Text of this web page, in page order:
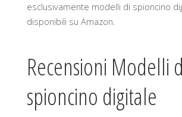
esclusivamente modelli di spioncino
disponibili su Amazon.
Recensioni Modelli
spioncino digitale